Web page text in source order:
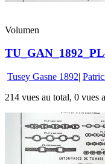
Volumen
Tusey Gasne 1892|
214 vues au total, 0 vues